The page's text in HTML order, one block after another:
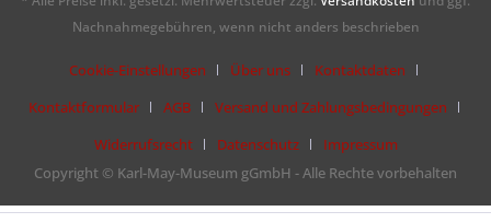
Nachnahmegebühren, wenn nicht anders beschrieben
Cookie-Einstellungen Über uns
Kontaktdaten
Kontaktformular
AGB
Versand und Zahlungsbedingungen
Widerrufsrecht
Datenschutz
Impressum
Copyright © Karl-May-Museum gGmbH - Alle Rechte vorbehalten